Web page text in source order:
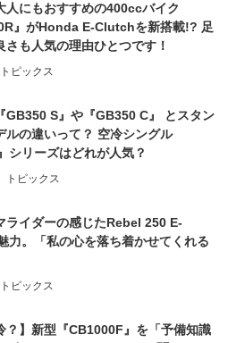
人にもおすすめの400ccバイク
』がHonda E-Clutchを新搭載!? 足
さも人気の理由ひとつです！
トピックス
GB350 S』や『GB350 C』 とスタン
ルの違いって？ 空冷シングル
シリーズはどれが人気？
トピックス
ライダーの感じたRebel 250 E-
力。「私の心を落ち着かせてくれる
トピックス
？】新型『CB1000F』を「予備知識